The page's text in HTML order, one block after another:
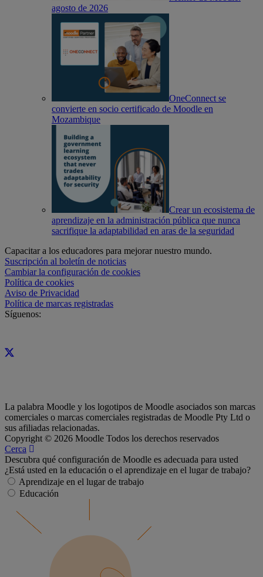
agosto de 2026
OneConnect se
convierte en socio certificado de Moodle en
Mozambique
Crear un ecosistema de
aprendizaje en la administración pública que nunca
sacrifique la adaptabilidad en aras de la seguridad
Capacitar a los educadores para mejorar nuestro mundo.
Suscripción al boletín de noticias
Cambiar la configuración de cookies
Política de cookies
Aviso de Privacidad
Política de marcas registradas
Síguenos:
La palabra Moodle y los logotipos de Moodle asociados son marcas
comerciales o marcas comerciales registradas de Moodle Pty Ltd o
sus afiliadas relacionadas.
Copyright © 2026 Moodle Todos los derechos reservados
Cerca
Descubra qué configuración de Moodle es adecuada para usted
¿Está usted en la educación o el aprendizaje en el lugar de trabajo?
Aprendizaje en el lugar de trabajo
Educación